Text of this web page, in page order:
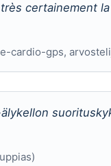
certainement
cardio-gps,